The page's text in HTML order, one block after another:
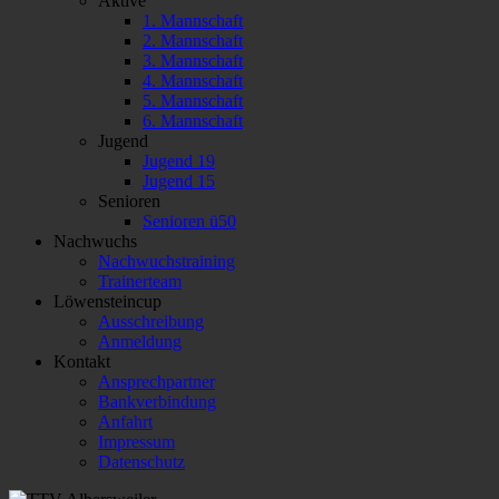
1. Mannschaft
2. Mannschaft
3. Mannschaft
4. Mannschaft
5. Mannschaft
6. Mannschaft
Jugend
Jugend 19
Jugend 15
Senioren
Senioren ü50
Nachwuchs
Nachwuchstraining
Trainerteam
Löwensteincup
Ausschreibung
Anmeldung
Kontakt
Ansprechpartner
Bankverbindung
Anfahrt
Impressum
Datenschutz